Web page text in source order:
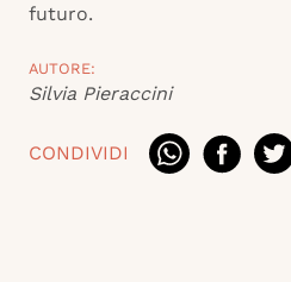
futuro.
AUTORE:
Silvia Pieraccini
CONDIVIDI